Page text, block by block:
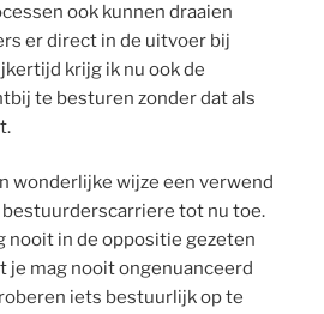
ook kunnen draaien
er direct in de uitvoer bij
krijg ik nu ook de
te besturen zonder dat als
wonderlijke wijze een verwend
tot nu toe.
nooit in de oppositie gezeten
je mag nooit ongenuanceerd
iets bestuurlijk op te